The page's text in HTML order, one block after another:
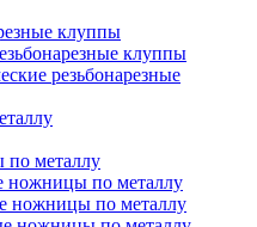
клуппы
клуппы
резьбонарезные
металлу
ножницы по металлу
ножницы по металлу